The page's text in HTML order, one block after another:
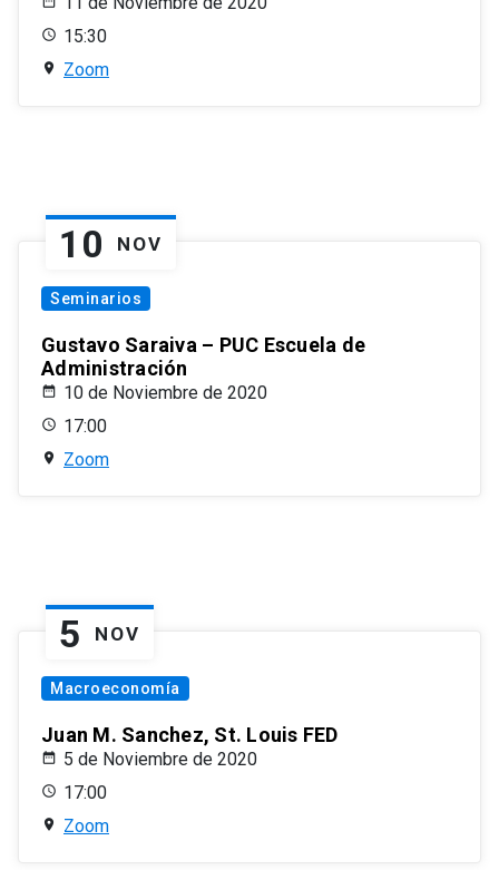
15:30
Zoom
10 NOV
Seminarios
Gustavo Saraiva – PUC Escuela de
Administración
10 de Noviembre de 2020
17:00
Zoom
5 NOV
Macroeconomía
Juan M. Sanchez, St. Louis FED
5 de Noviembre de 2020
17:00
Zoom